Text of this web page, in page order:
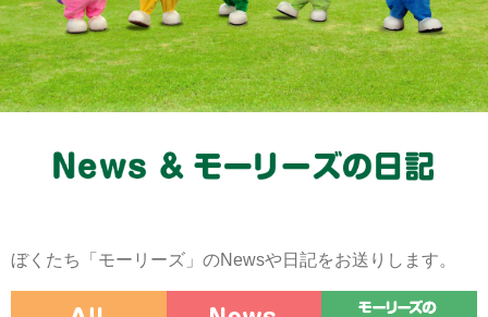
ぼくたち「モーリーズ」のNewsや日記をお送りします。